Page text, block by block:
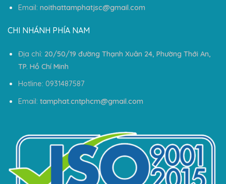
Email: noithattamphatjsc@gmail.com
CHI NHÁNH PHÍA NAM
Địa chỉ: 20/50/19 đường Thạnh Xuân 24, Phường Thới An,
TP. Hồ Chí Minh
Hotline: 0931487587
Email: tamphat.cntphcm@gmail.com